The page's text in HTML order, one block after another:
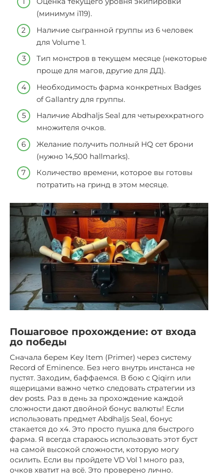
(минимум i119).
Наличие сыгранной группы из 6 человек
для Volume 1.
Тип монстров в текущем месяце (некоторые
проще для магов, другие для ДД).
Необходимость фарма конкретных Badges
of Gallantry для группы.
Наличие Abdhaljs Seal для четырехкратного
множителя очков.
Желание получить полный HQ сет брони
(нужно 14,500 hallmarks).
Количество времени, которое вы готовы
потратить на гринд в этом месяце.
Пошаговое прохождение: от входа
до победы
Сначала берем Key Item (Primer) через систему
Record of Eminence. Без него внутрь инстанса не
пустят. Заходим, баффаемся. В бою с Qiqirn или
ящерицами важно четко следовать стратегии из
dev posts. Раз в день за прохождение каждой
сложности дают двойной бонус валюты! Если
использовать предмет Abdhaljs Seal, бонус
стакается до х4. Это просто пушка для быстрого
фарма. Я всегда стараюсь использовать этот буст
на самой высокой сложности, которую могу
осилить. Если вы пройдете VD Vol 1 много раз,
очков хватит на всё. Это проверено лично.